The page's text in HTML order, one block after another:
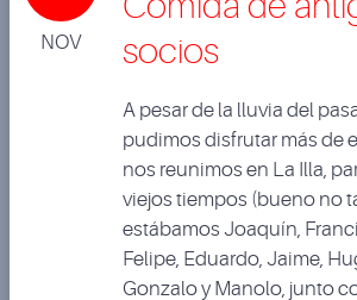
NOV
socios
A pesar de la lluvia del
pudimos disfrutar más de
nos reunimos en La Illa,
viejos tiempos (bueno no
estábamos Joaquín,
Felipe, Eduardo, Jaime,
Gonzalo y Manolo, junto